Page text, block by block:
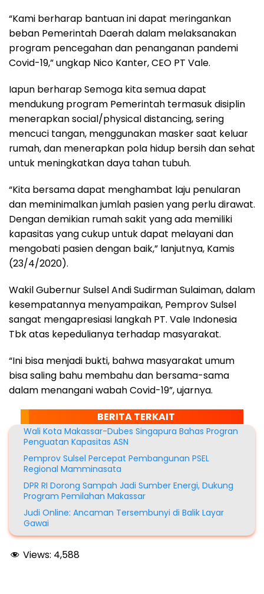
“Kami berharap bantuan ini dapat meringankan
beban Pemerintah Daerah dalam melaksanakan
program pencegahan dan penanganan pandemi
Covid-19,” ungkap Nico Kanter, CEO PT Vale.
Iapun berharap Semoga kita semua dapat
mendukung program Pemerintah termasuk disiplin
menerapkan social/physical distancing, sering
mencuci tangan, menggunakan masker saat keluar
rumah, dan menerapkan pola hidup bersih dan sehat
untuk meningkatkan daya tahan tubuh.
“Kita bersama dapat menghambat laju penularan
dan meminimalkan jumlah pasien yang perlu dirawat.
Dengan demikian rumah sakit yang ada memiliki
kapasitas yang cukup untuk dapat melayani dan
mengobati pasien dengan baik,” lanjutnya, Kamis
(23/4/2020).
Wakil Gubernur Sulsel Andi Sudirman Sulaiman, dalam
kesempatannya menyampaikan, Pemprov Sulsel
sangat mengapresiasi langkah PT. Vale Indonesia
Tbk atas kepedulianya terhadap masyarakat.
“Ini bisa menjadi bukti, bahwa masyarakat umum
bisa saling bahu membahu dan bersama-sama
dalam menangani wabah Covid-19”, ujarnya.
BERITA TERKAIT
Wali Kota Makassar-Dubes Singapura Bahas Progran
Penguatan Kapasitas ASN
Pemprov Sulsel Percepat Pembangunan PSEL
Regional Mamminasata
DPR RI Dorong Sampah Jadi Sumber Energi, Dukung
Program Pemilahan Makassar
Judi Online: Ancaman Tersembunyi di Balik Layar
Gawai
Views: 4,588